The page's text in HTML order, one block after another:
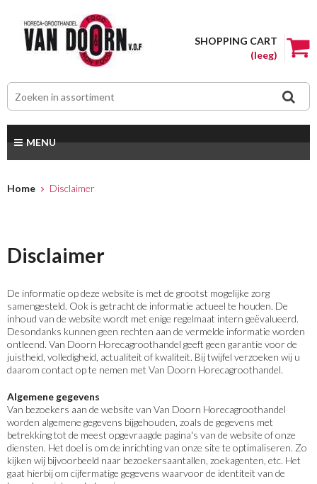
SHOPPING CART
(leeg)
MENU
Home Disclaimer
Disclaimer
De informatie op deze website is met de grootst mogelijke zorg
samengesteld. Ook is getracht de informatie actueel te houden. De
inhoud van de website wordt met enige regelmaat intern geëvalueerd.
Desondanks kunnen geen rechten aan de vermelde informatie worden
ontleend. Van Doorn Horecagroothandel geeft geen garantie voor de
juistheid, volledigheid, actualiteit of kwaliteit. Bij twijfel verzoeken wij u
daarom contact op te nemen met Van Doorn Horecagroothandel.
Algemene gegevens
Van bezoekers aan de website van Van Doorn Horecagroothandel
worden algemene gegevens bijgehouden, zoals de gegevens met
betrekking tot de meest opgevraagde pagina's van de website of onze
diensten. Het doel is om de inrichting van onze site te optimaliseren. Zo
kijken wij bijvoorbeeld naar bezoekersaantallen, zoekagenten, etc. Het
gaat hierbij om cijfermatige gegevens waarvoor de identiteit van de